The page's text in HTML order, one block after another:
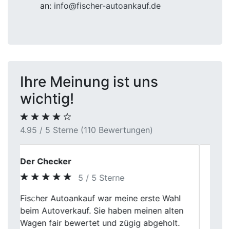
an: info@fischer-autoankauf.de
Ihre Meinung ist uns
wichtig!
4.95 / 5 Sterne (110 Bewertungen)
Silvia Schneider
5 / 5 Sterne
Freundliches Personal, die Abwicklung war
sehr gut und total unkompliziert. Immer
wieder gern. Liebe Grüße
Previous